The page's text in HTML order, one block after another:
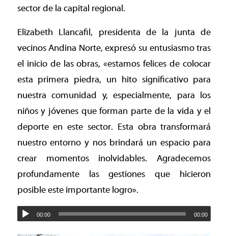
sector de la capital regional.
Elizabeth Llancafil, presidenta de la junta de
vecinos Andina Norte, expresó su entusiasmo tras
el inicio de las obras, «estamos felices de colocar
esta primera piedra, un hito significativo para
nuestra comunidad y, especialmente, para los
niños y jóvenes que forman parte de la vida y el
deporte en este sector. Esta obra transformará
nuestro entorno y nos brindará un espacio para
crear momentos inolvidables. Agradecemos
profundamente las gestiones que hicieron
posible este importante logro».
00:00 00:00